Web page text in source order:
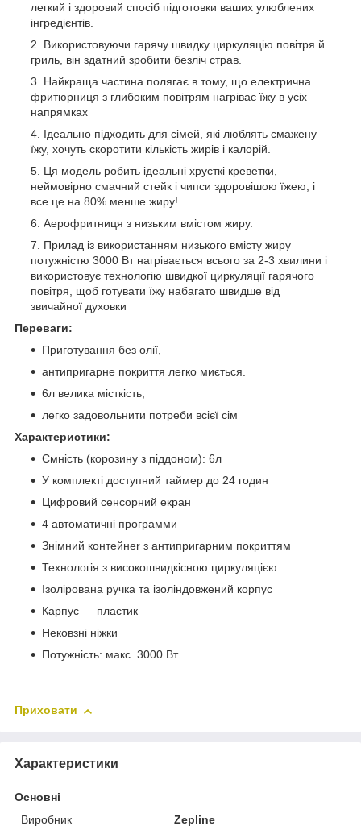
легкий і здоровий спосіб підготовки ваших улюблених
інгредієнтів.
Використовуючи гарячу швидку циркуляцію повітря й
гриль, він здатний зробити безліч страв.
Найкраща частина полягає в тому, що електрична
фритюрниця з глибоким повітрям нагріває їжу в усіх
напрямках
Ідеально підходить для сімей, які люблять смажену
їжу, хочуть скоротити кількість жирів і калорій.
Ця модель робить ідеальні хрусткі креветки,
неймовірно смачний стейк і чипси здоровішою їжею, і
все це на 80% менше жиру!
Аерофритниця з низьким вмістом жиру.
Прилад із використанням низького вмісту жиру
потужністю 3000 Вт нагрівається всього за 2-3 хвилини і
використовує технологію швидкої циркуляції гарячого
повітря, щоб готувати їжу набагато швидше від
звичайної духовки
Переваги:
Приготування без олії,
антипригарне покриття легко миється.
6л велика місткість,
легко задовольнити потреби всієї сім
Характеристики:
Ємність (корозину з піддоном): 6л
У комплекті доступний таймер до 24 годин
Цифровий сенсopний екран
4 автоматичні пpoгpамми
Знімний контейнer з антипригарним покриттям
Технологія з високошвидкісною циркуляцією
Ізолірована ручка та ізоліндовжений корпус
Карпус — пластик
Нековзні ніжки
Потужність: макс. 3000 Вт.
Приховати
Характеристики
Основні
Виробник
Zepline